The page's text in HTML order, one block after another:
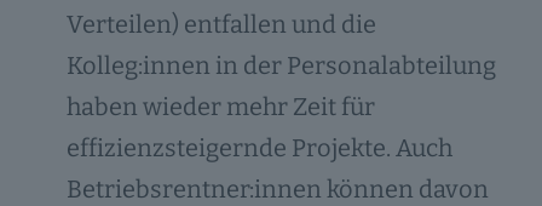
Verteilen) entfallen und die
Kolleg:innen in der Personalabteilung
haben wieder mehr Zeit für
effizienzsteigernde Projekte. Auch
Betriebsrentner:innen können davon